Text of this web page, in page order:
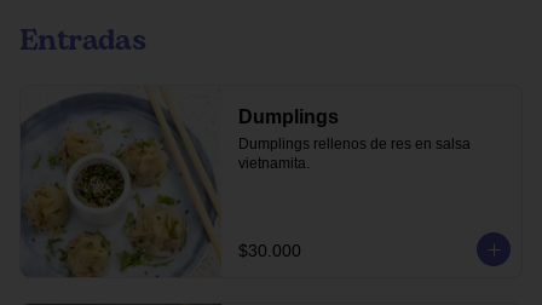
Entradas
Dumplings
Dumplings rellenos de res en salsa
vietnamita.
$30.000